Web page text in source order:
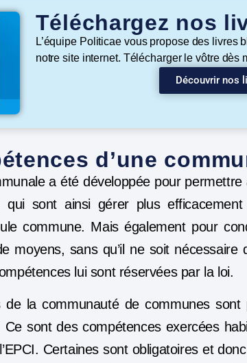
Téléchargez nos
L’équipe Politicae vous propose des livres
notre site internet. Télécharger le vôtre dès
Découvrir nos
d’une
a été développée pour
qui sont ainsi gérer plus
commune. Mais également pour
moyens, sans qu’il ne soit nécessaire
lui sont réservées par la loi.
de la communauté de communes
Ce sont des compétences exercées
Certaines sont obligatoires et